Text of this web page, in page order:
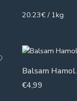
20.23€ / 1kg
Balsam Hamol.
€4,99